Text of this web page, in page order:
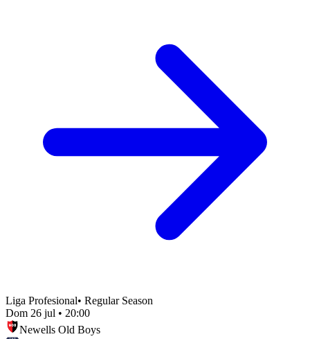
Liga Profesional• Regular Season
Dom 26 jul • 20:00
Newells Old Boys